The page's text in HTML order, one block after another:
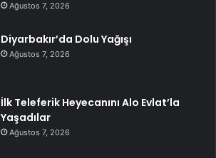
Ağustos 7, 2026
Diyarbakır’da Dolu Yağışı
Ağustos 7, 2026
İlk Teleferik Heyecanını Alo Evlat’la
Yaşadılar
Ağustos 7, 2026